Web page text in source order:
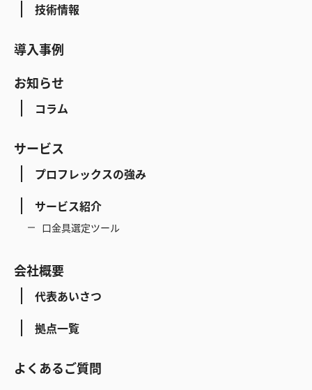
技術情報
導入事例
お知らせ
コラム
サービス
プロフレックスの強み
サービス紹介
口金具選定ツール
会社概要
代表あいさつ
拠点一覧
よくあるご質問